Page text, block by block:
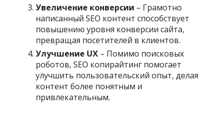
Увеличение конверсии – Грамотно
написанный SEO контент способствует
повышению уровня конверсии сайта,
превращая посетителей в клиентов.
Улучшение UX – Помимо поисковых
роботов, SEO копирайтинг помогает
улучшить пользовательский опыт, делая
контент более понятным и
привлекательным.